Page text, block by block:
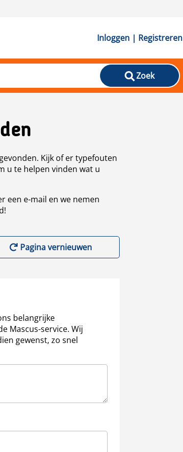
Inloggen | Registreren
Zoek
Kijk of er typefouten
u te helpen vinden wat u
een e-mail en we nemen
Pagina vernieuwen
belangrijke
Mascus-service. Wij
gewenst, zo snel